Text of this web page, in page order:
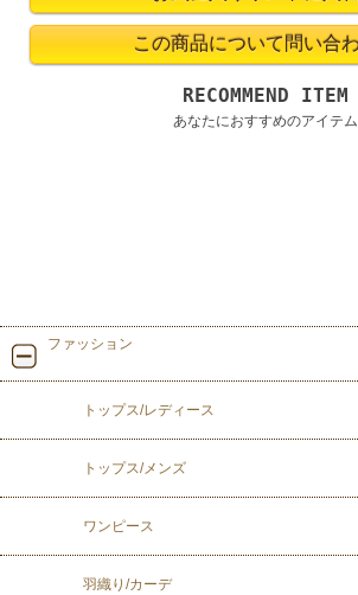
RECOMMEND ITEM
あなたにおすすめのアイテム
ファッション
トップス/レディース
トップス/メンズ
ワンピース
羽織り/カーデ